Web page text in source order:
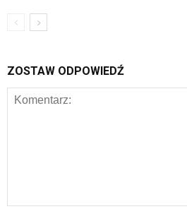
ZOSTAW ODPOWIEDŹ